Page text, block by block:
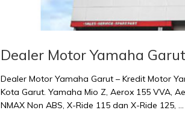
Dealer Motor Yamaha
Dealer Motor Yamaha Garut – Kredit Motor
Kota Garut. Yamaha Mio Z, Aerox 155 VVA,
NMAX Non ABS, X-Ride 115 dan X-Ride 125, …